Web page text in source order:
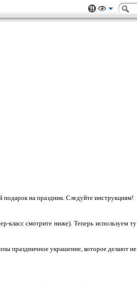
на праздник. Следуйте инструкциям!
класс смотрите ниже). Теперь используем ту
праздничное украшение, которое делают не